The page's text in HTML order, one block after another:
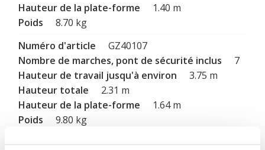
1.40 m
8.70 kg
GZ40107
7
3.75 m
2.31 m
1.64 m
9.80 kg
GZ40108